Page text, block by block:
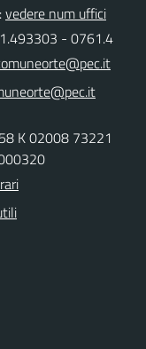
vedere num uffici
- 0761.4
K 02008 73221